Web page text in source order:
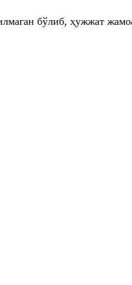
бўлиб, ҳужжат